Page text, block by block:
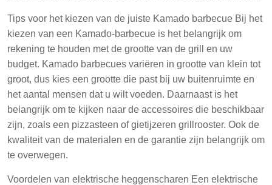
Tips voor het kiezen van de juiste Kamado barbecue Bij het
kiezen van een Kamado-barbecue is het belangrijk om
rekening te houden met de grootte van de grill en uw
budget. Kamado barbecues variëren in grootte van klein tot
groot, dus kies een grootte die past bij uw buitenruimte en
het aantal mensen dat u wilt voeden. Daarnaast is het
belangrijk om te kijken naar de accessoires die beschikbaar
zijn, zoals een pizzasteen of gietijzeren grillrooster. Ook de
kwaliteit van de materialen en de garantie zijn belangrijk om
te overwegen.
Voordelen van elektrische heggenscharen Een elektrische